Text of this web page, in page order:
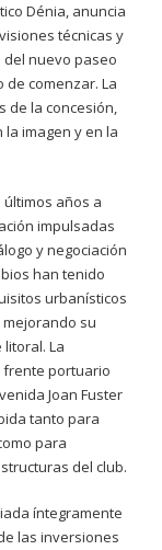
Dénia, anuncia
técnicas y
nuevo paseo
de comenzar. La
de la concesión,
imagen y en la
años a
impulsadas
y negociación
han tenido
urbanísticos
su
La
frente portuario
Joan Fuster
tanto para
para
del club.
íntegramente
las inversiones